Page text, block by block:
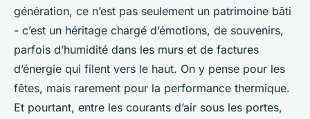
génération, ce n’est pas seulement un patrimoine bâti
- c’est un héritage chargé d’émotions, de souvenirs,
parfois d’humidité dans les murs et de factures
d’énergie qui filent vers le haut. On y pense pour les
fêtes, mais rarement pour la performance thermique.
Et pourtant, entre les courants d’air sous les portes,